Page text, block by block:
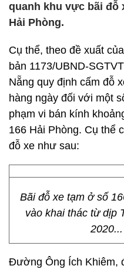
quanh khu vực bãi đỗ
Hải Phòng.
Cụ thể, theo đề xuất
bản 1173/UBND-
Nẵng quy định cấm đỗ
hàng ngày đối với một
phạm vi bán kính
166 Hải Phòng. Cụ thể
đỗ xe như sau:
Bãi đỗ xe tạm ở số
vào khai thác từ dịp
Đường Ông Ích Khiêm,